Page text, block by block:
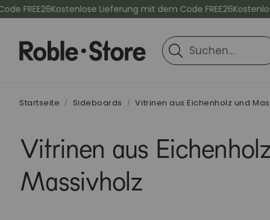
Kostenlose Lieferung mit dem Code FREE26Kostenlose
Suche
Startseite Sideboards Vitrinen aus Eichenholz und
Vitrinen aus
Massivholz